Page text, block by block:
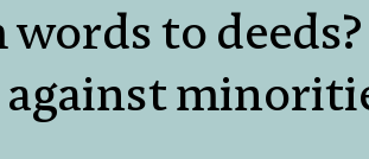
words to
against